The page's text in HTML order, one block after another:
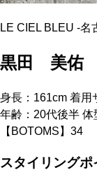
LE CIEL BLEU -名
黒田 美佑
身長：161cm 着用
年齢：20代後半
【BOTOMS】34
スタイリングポ